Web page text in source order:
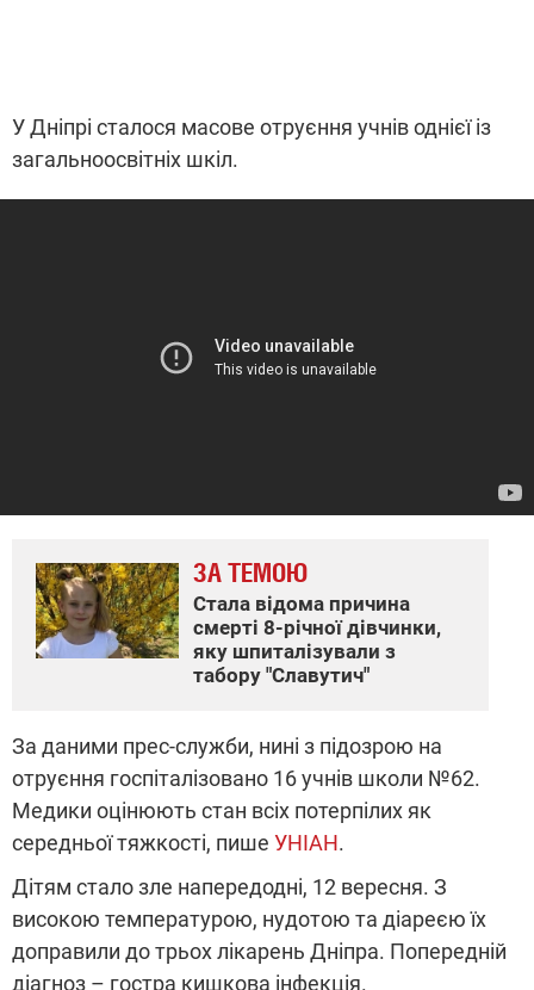
У Дніпрі сталося масове отруєння учнів однієї із
загальноосвітніх шкіл.
ЗА ТЕМОЮ
Стала відома причина
смерті 8-річної дівчинки,
яку шпиталізували з
табору "Славутич"
За даними прес-служби, нині з підозрою на
отруєння госпіталізовано 16 учнів школи №62.
Медики оцінюють стан всіх потерпілих як
середньої тяжкості, пише УНІАН.
Дітям стало зле напередодні, 12 вересня. З
високою температурою, нудотою та діареєю їх
доправили до трьох лікарень Дніпра. Попередній
діагноз – гостра кишкова інфекція.